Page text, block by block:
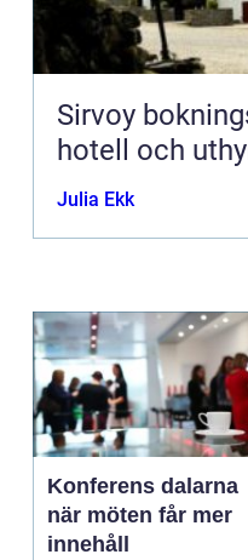
Sirvoy
hotell och
Julia Ekk
Konferens dalarna
när möten får mer
innehåll